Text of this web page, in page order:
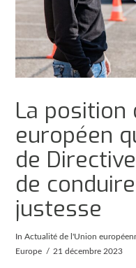
La position
européen
de
de
justesse
InActualité de l'Union
Europe
21 décembre 2023